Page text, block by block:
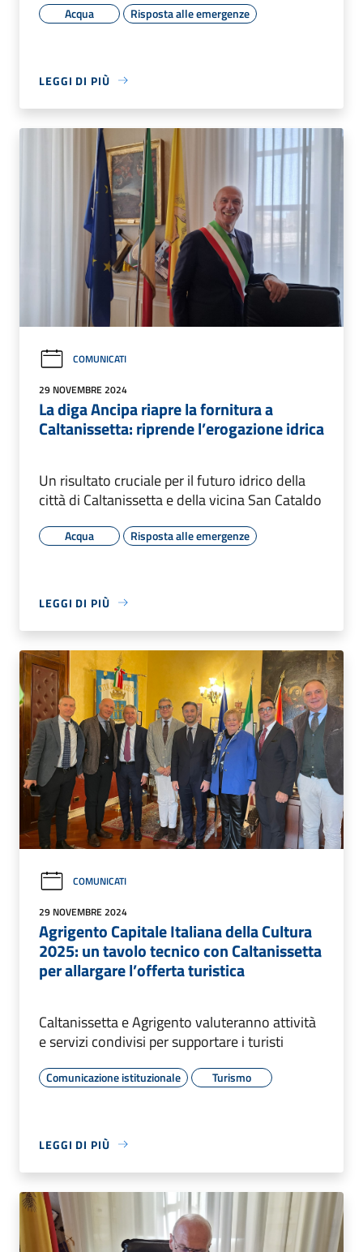
Acqua Risposta alle emergenze
LEGGI DI PIÙ
COMUNICATI
29 NOVEMBRE 2024
La diga Ancipa riapre la fornitura a
Caltanissetta: riprende l’erogazione idrica
Un risultato cruciale per il futuro idrico della
città di Caltanissetta e della vicina San Cataldo
Acqua Risposta alle emergenze
LEGGI DI PIÙ
COMUNICATI
29 NOVEMBRE 2024
Agrigento Capitale Italiana della Cultura
2025: un tavolo tecnico con Caltanissetta
per allargare l’offerta turistica
Caltanissetta e Agrigento valuteranno attività
e servizi condivisi per supportare i turisti
Comunicazione istituzionale Turismo
LEGGI DI PIÙ